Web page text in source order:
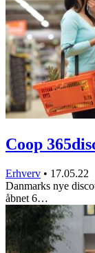
Coop
Erhverv • 17.05.22
Danmarks nye
åbnet 6…